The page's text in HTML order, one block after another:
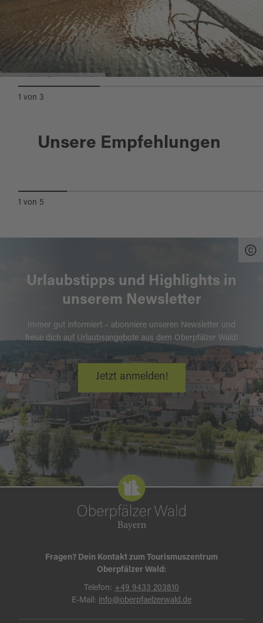
Quelle:tourinfra.com , zuletzt geändert am 16.10.2025
1 von 3
Unsere Empfehlungen
KUNST- UND WASSERWEG -
1 von 5
Urlaubstipps und Highlights in
unserem Newsletter
Immer gut informiert – abonniere unseren Newsletter und
freue dich auf Urlaubsangebote aus dem Oberpfälzer Wald!
Jetzt anmelden!
Fragen? Dein Kontakt zum Tourismuszentrum
Oberpfälzer Wald:
Telefon: +49 9433 203810
E-Mail: info@oberpfaelzerwald.de